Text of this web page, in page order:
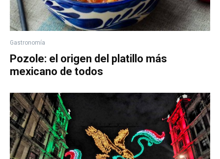
Gastronomía
Pozole: el origen del platillo más
mexicano de todos